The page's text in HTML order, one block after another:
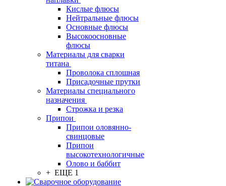
Кислые флюсы
Нейтральные флюсы
Основные флюсы
Высокоосновные
флюсы
Материалы для сварки
титана
Проволока сплошная
Присадочные прутки
Материалы специального
назначения
Строжка и резка
Припои
Припои оловянно-
свинцовые
Припои
высокотехнологичные
Олово и баббит
+ ЕЩЕ 1